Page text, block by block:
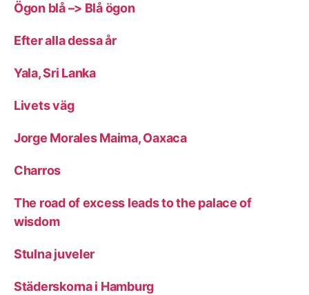
Ögon blå –> Blå ögon
Efter alla dessa år
Yala, Sri Lanka
Livets väg
Jorge Morales Maima, Oaxaca
Charros
The road of excess leads to the palace of
wisdom
Stulna juveler
Städerskorna i Hamburg